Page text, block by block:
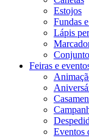
Estojos
Fundas
Lápis
Feiras e
Eventos